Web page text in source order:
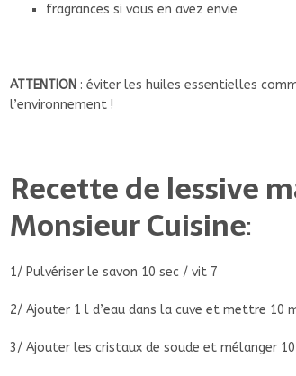
fragrances si vous en avez envie
ATTENTION : éviter les huiles essentielles
l’environnement !
Recette de lessive
Monsieur Cuisine:
1/ Pulvériser le savon 10 sec / vit 7
2/ Ajouter 1 l d’eau dans la cuve et mettre 10
3/ Ajouter les cristaux de soude et mélanger